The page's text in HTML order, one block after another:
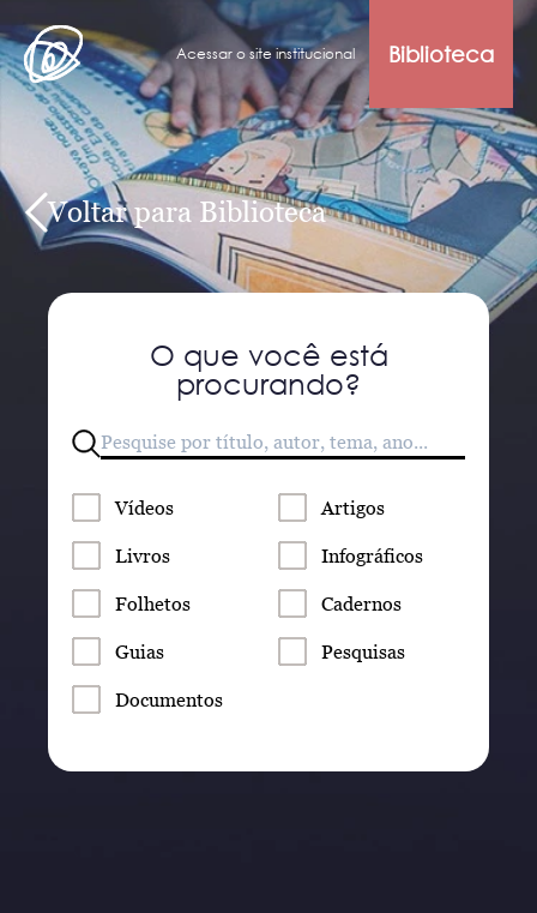
Acessar o site institucional Biblioteca
Voltar para Biblioteca
O que você está
procurando?
Vídeos Artigos
Livros Infográficos
Folhetos Cadernos
Guias Pesquisas
Documentos